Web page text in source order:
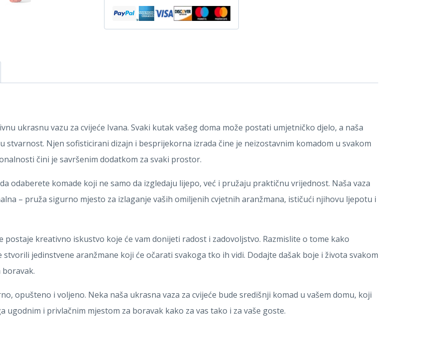
ukrasnu vazu za cvijeće Ivana. Svaki kutak vašeg doma može postati umjetničko djelo, a naša
stvarnost. Njen sofisticirani dizajn i besprijekorna izrada čine je neizostavnim komadom u svakom
čini je savršenim dodatkom za svaki prostor.
odaberete komade koji ne samo da izgledaju lijepo, već i pružaju praktičnu vrijednost. Naša vaza
– pruža sigurno mjesto za izlaganje vaših omiljenih cvjetnih aranžmana, ističući njihovu ljepotu i
postaje kreativno iskustvo koje će vam donijeti radost i zadovoljstvo. Razmislite o tome kako
stvorili jedinstvene aranžmane koji će očarati svakoga tko ih vidi. Dodajte dašak boje i života svakom
opušteno i voljeno. Neka naša ukrasna vaza za cvijeće bude središnji komad u vašem domu, koji
i privlačnim mjestom za boravak kako za vas tako i za vaše goste.